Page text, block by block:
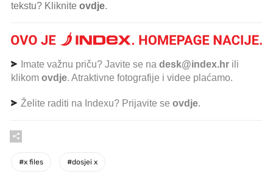
tekstu? Kliknite ovdje.
Imate važnu priču? Javite se na desk@index.hr ili
klikom ovdje. Atraktivne fotografije i videe plaćamo.
Želite raditi na Indexu? Prijavite se ovdje.
#x files #dosjei x